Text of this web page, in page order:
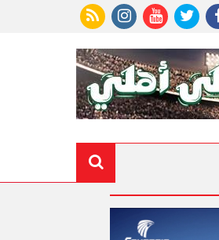
عددًا من موظفيه المتميزين